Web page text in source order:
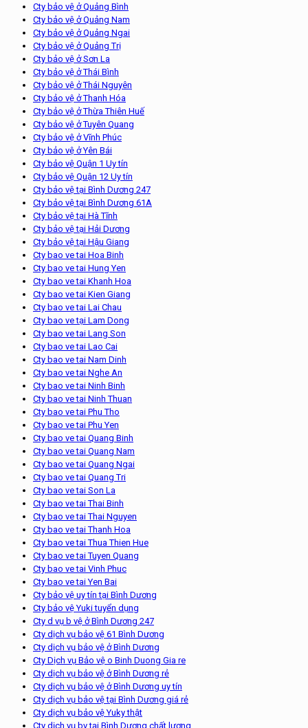
Cty bảo vệ ở Quảng Bình
Cty bảo vệ ở Quảng Nam
Cty bảo vệ ở Quảng Ngai
Cty bảo vệ ở Quảng Trị
Cty bảo vệ ở Sơn La
Cty bảo vệ ở Thái Bình
Cty bảo vệ ở Thái Nguyên
Cty bảo vệ ở Thanh Hóa
Cty bảo vệ ở Thừa Thiên Huế
Cty bảo vệ ở Tuyên Quang
Cty bảo vệ ở Vĩnh Phúc
Cty bảo vệ ở Yên Bái
Cty bảo vệ Quận 1 Uy tín
Cty bảo vệ Quận 12 Uy tín
Cty bảo vệ tại Bình Dương 247
Cty bảo vệ tại Bình Dương 61A
Cty bảo vệ tại Hà Tĩnh
Cty bảo vệ tại Hải Dương
Cty bảo vệ tại Hậu Giang
Cty bao ve tai Hoa Binh
Cty bao ve tai Hung Yen
Cty bao ve tai Khanh Hoa
Cty bao ve tai Kien Giang
Cty bao ve tai Lai Chau
Cty bao ve tại Lam Dong
Cty bao ve tai Lang Son
Cty bao ve tai Lao Cai
Cty bao ve tai Nam Dinh
Cty bao ve tai Nghe An
Cty bao ve tai Ninh Binh
Cty bao ve tai Ninh Thuan
Cty bao ve tai Phu Tho
Cty bao ve tai Phu Yen
Cty bao ve tai Quang Binh
Cty bao ve tai Quang Nam
Cty bao ve tai Quang Ngai
Cty bao ve tai Quang Tri
Cty bao ve tai Son La
Cty bao ve tai Thai Binh
Cty bao ve tai Thai Nguyen
Cty bao ve tai Thanh Hoa
Cty bao ve tai Thua Thien Hue
Cty bao ve tai Tuyen Quang
Cty bao ve tai Vinh Phuc
Cty bao ve tai Yen Bai
Cty bảo vệ uy tín tại Bình Dương
Cty bảo vệ Yuki tuyển dụng
Cty d vụ b vệ ở Bình Dương 247
Cty dịch vụ bảo vệ 61 Bình Dương
Cty dịch vụ bảo vệ ở Bình Dương
Cty Dịch vụ Bảo vệ o Binh Duong Gia re
Cty dịch vụ bảo vệ ở Bình Dương rẻ
Cty dịch vụ bảo vệ ở Bình Dương uy tín
Cty dịch vụ bảo vệ tại Bình Dương giá rẻ
Cty dịch vụ bảo vệ Yuky thật
Cty dịch vụ bv tại Bình Dương chất lượng